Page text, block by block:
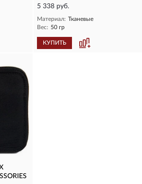
5 338 руб.
Материал: Тканевые
Вес: 50 гр
КУПИТЬ